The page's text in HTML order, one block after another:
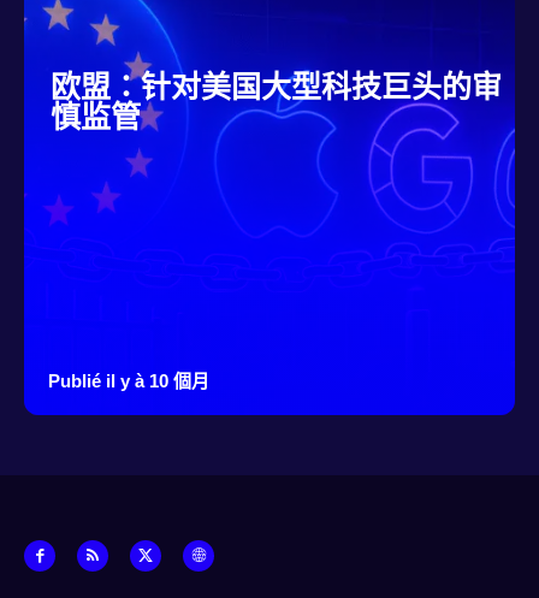
欧盟：针对美国大型科技巨头的审
慎监管
Publié il y à 10 個月